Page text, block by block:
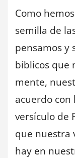
Como
semilla de
pensamos y
bíblicos que
mente,
acuerdo con
versículo de
que nuestra
hay en